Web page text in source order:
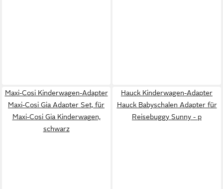
Maxi-Cosi Kinderwagen-Adapter
Maxi-Cosi Gia Adapter Set, für
Maxi-Cosi Gia Kinderwagen,
schwarz
Hauck Kinderwagen-Adapter
Hauck Babyschalen Adapter für
Reisebuggy Sunny - p